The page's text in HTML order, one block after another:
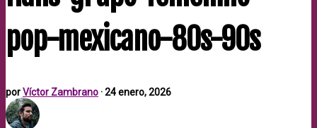
pop-mexicano-80s-90s
porVíctor Zambrano·24 enero, 2026